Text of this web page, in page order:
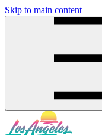
Skip to main content